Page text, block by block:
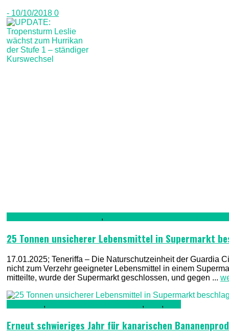
- 10/10/2018 0
,
25 Tonnen unsicherer Lebensmittel in Supermarkt
17.01.2025; Teneriffa – Die Naturschutzeinheit der Guardia
nicht zum Verzehr geeigneter Lebensmittel in einem
mitteilte, wurde der Supermarkt geschlossen, und gegen ...
, , ,
Erneut schwieriges Jahr für kanarischen